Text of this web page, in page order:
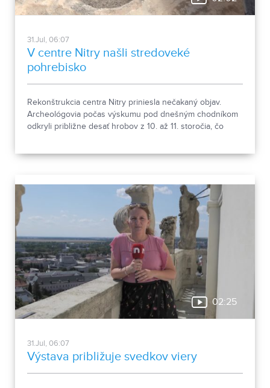
31.Jul, 06:07
V centre Nitry našli stredoveké
pohrebisko
Rekonštrukcia centra Nitry priniesla nečakaný objav.
Archeológovia počas výskumu pod dnešným chodníkom
odkryli približne desať hrobov z 10. až 11. storočia, čo
02:25
31.Jul, 06:07
Výstava približuje svedkov viery